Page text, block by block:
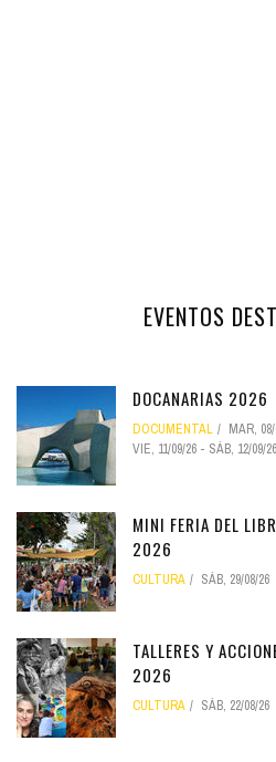
EVENTOS
DOCANARIAS 2026
DOCUMENTAL MAR,
VIE, 11/09/26 - SÁB, 12/09/26
MINI FERIA DEL
2026
CULTURA SÁB, 29/08/26
TALLERES Y
2026
CULTURA SÁB, 22/08/26